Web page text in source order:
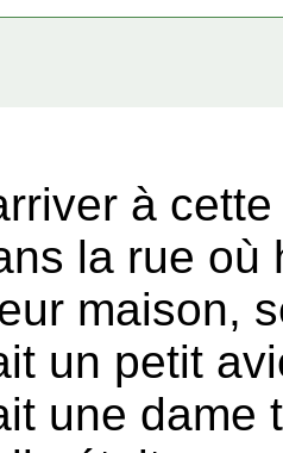
à
la rue où
maison,
un petit
une dame